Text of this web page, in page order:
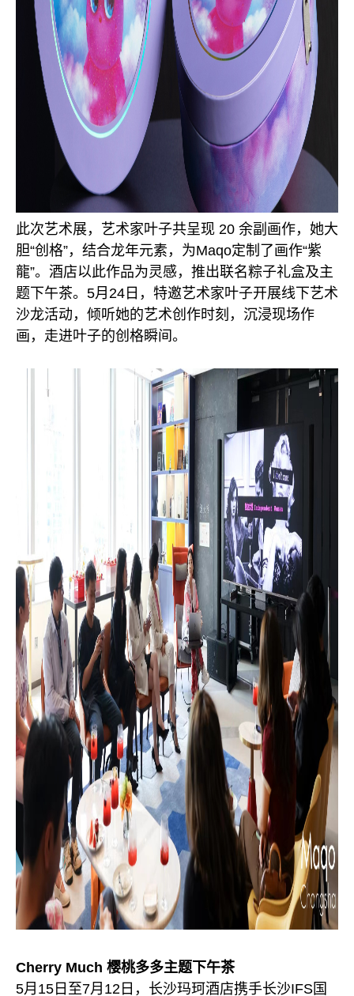
此次艺术展，艺术家叶子共呈现 20 余副画作，她大
胆“创格”，结合龙年元素，为Maqo定制了画作“紫
龍”。酒店以此作品为灵感，推出联名粽子礼盒及主
题下午茶。5月24日，特邀艺术家叶子开展线下艺术
沙龙活动，倾听她的艺术创作时刻，沉浸现场作
画，走进叶子的创格瞬间。
Cherry Much 樱桃多多主题下午茶
5月15日至7月12日，长沙玛珂酒店携手长沙IFS国